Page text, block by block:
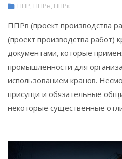
ППР ППРв ППРк
ППРв (проект производства
(проект производства работ)
документами, которые
промышленности для
использованием кранов.
присущи и обязательные
некоторые существенные